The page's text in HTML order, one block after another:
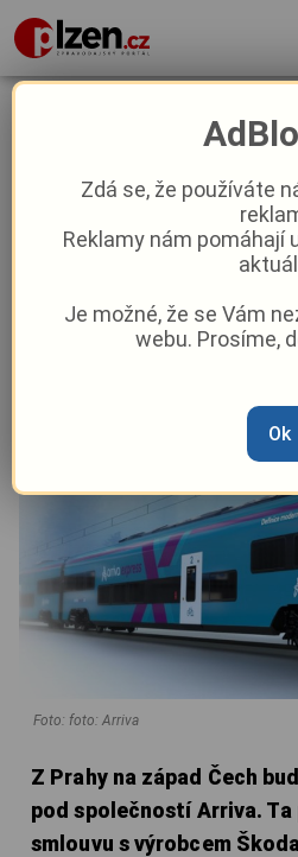
Nové vlaky pro
investuje přes
rychlých souprav
Aktuality Z kraje
Anna Raková– 16. 7. 2025|09:50
Foto: foto: Arriva
Z Prahy na západ Čech
pod společností Arriva.
smlouvu s výrobcem
Zdá se, že používáte
Reklamy nám pomáhají
Je možné, že se Vám
webu. Prosíme,
Ok